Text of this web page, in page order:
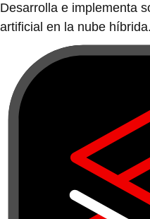
Desarrolla e implementa
artificial en la nube híbrida.